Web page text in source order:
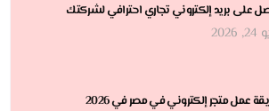
على بريد إلكتروني تجاري احترافي لشركتك
عمل متجر إلكتروني في مصر في 2026